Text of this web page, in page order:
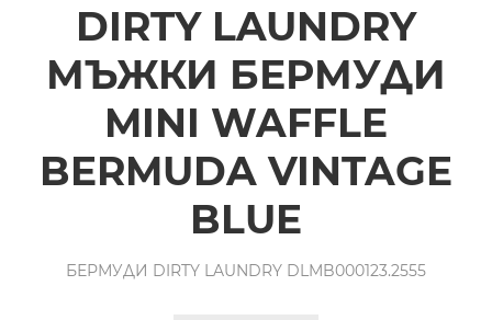
DIRTY LAUNDRY
МЪЖКИ БЕРМУДИ
MINI WAFFLE
BERMUDA VINTAGE
BLUE
БЕРМУДИ DIRTY LAUNDRY DLMB000123.2555